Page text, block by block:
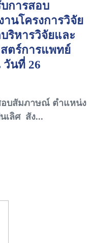
การสอบ
นโครงการวิจัย
ริหารวิจัยและ
ตร์การแพทย์
นที่ 26
อบสัมภาษณ์ ตำแหน่ง
เลิศ สัง...